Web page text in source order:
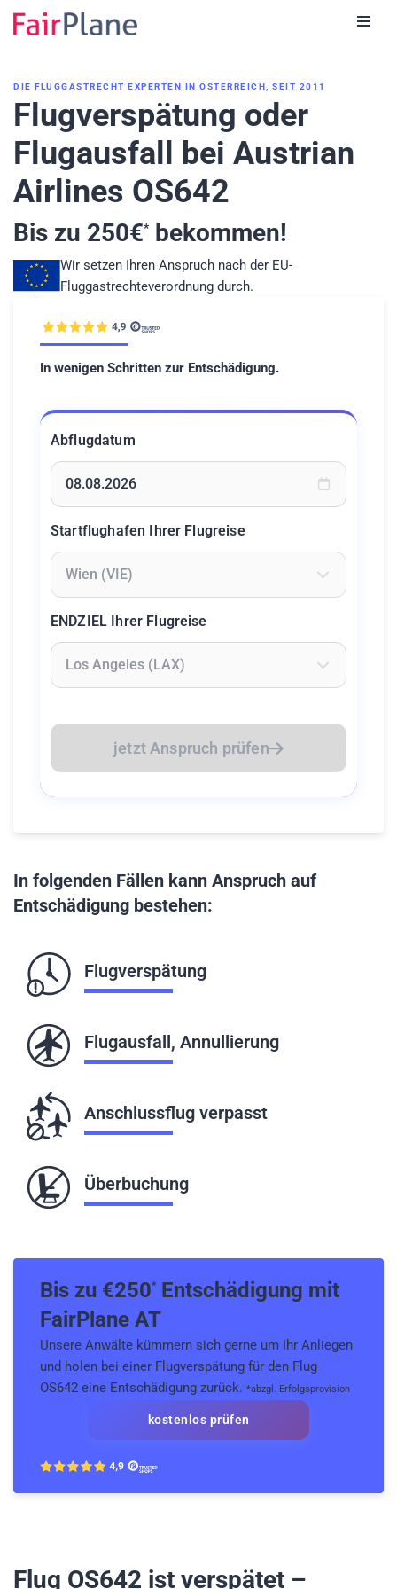
DIE FLUGGASTRECHT EXPERTEN IN ÖSTERREICH, SEIT 2011
Flugverspätung oder
Flugausfall bei Austrian
Airlines OS642
Bis zu 250€*bekommen!
Wir setzen Ihren Anspruch nach der EU-
Fluggastrechteverordnung durch.
In wenigen Schritten zur Entschädigung.
Abflugdatum
Startflughafen Ihrer Flugreise
ENDZIEL Ihrer Flugreise
jetzt Anspruch prüfen
In folgenden Fällen kann Anspruch auf
Entschädigung bestehen:
Flugverspätung
Flugausfall, Annullierung
Anschlussflug verpasst
Überbuchung
Bis zu €250*Entschädigung mit
FairPlane AT
Unsere Anwälte kümmern sich gerne um Ihr Anliegen
und holen bei einer Flugverspätung für den Flug
OS642 eine Entschädigung zurück. *abzgl. Erfolgsprovision
kostenlos prüfen
Flug OS642 ist verspätet –